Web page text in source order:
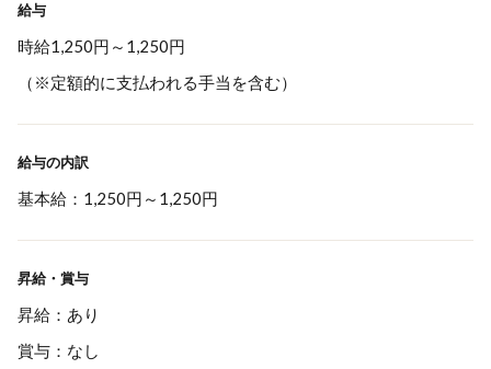
給与
時給1,250円～1,250円
（※定額的に支払われる手当を含む）
給与の内訳
基本給：1,250円～1,250円
昇給・賞与
昇給：あり
賞与：なし